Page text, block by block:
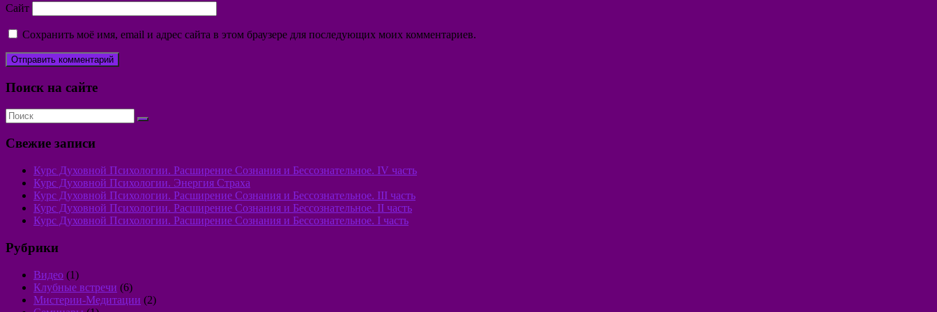
Сайт
Сохранить моё имя, email и адрес сайта в этом браузере для последующих моих комментариев.
Поиск на сайте
Свежие записи
Курс Духовной Психологии. Расширение Сознания и Бессознательное. IV часть
Курс Духовной Психологии. Энергия Страха
Курс Духовной Психологии. Расширение Сознания и Бессознательное. III часть
Курс Духовной Психологии. Расширение Сознания и Бессознательное. II часть
Курс Духовной Психологии. Расширение Сознания и Бессознательное. I часть
Рубрики
Видео (1)
Клубные встречи (6)
Мистерии-Медитации (2)